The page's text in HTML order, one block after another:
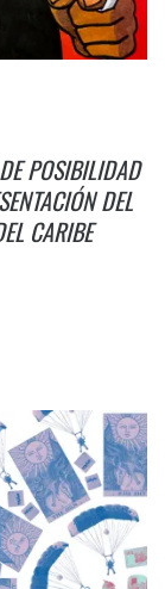
POSIBILIDAD
DEL
CARIBE